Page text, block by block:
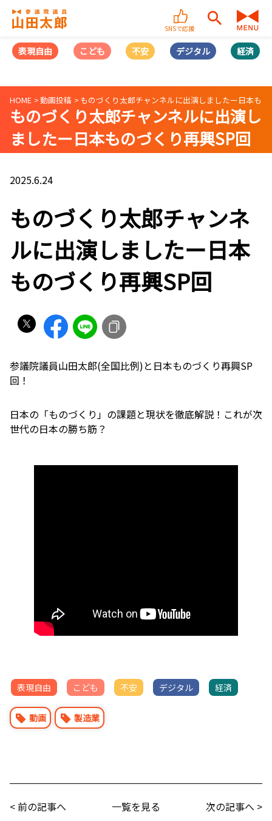
SNSで応援
表現自由 こども 不安 デジタル 経済
HOME 動画投稿 ものづくり太郎チャンネルに出演しましたー日本も
ものづくり太郎チャンネルに出演し
ましたー日本ものづくり再興SP回
2025.6.24
ものづくり太郎チャンネ
ルに出演しましたー日本
ものづくり再興SP回
参議院議員山田太郎(全国比例)と日本ものづくり再興SP
回！
日本の「ものづくり」の課題と現状を徹底解説！これが次
世代の日本の勝ち筋？
表現自由 こども 不安 デジタル 経済
動画 製造業
< 前の記事へ 一覧を見る 次の記事へ >